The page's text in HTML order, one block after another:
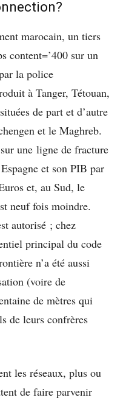
marocain, un tiers
content=’400 sur un
la police
à Tanger, Tétouan,
de part et d’autre
et le Maghreb.
une ligne de fracture
et son PIB par
et, au Sud, le
neuf fois moindre.
autorisé ; chez
principal du code
n’a été aussi
(voire de
de mètres qui
de leurs confrères
les réseaux, plus ou
de faire parvenir